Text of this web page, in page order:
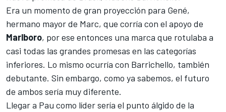
Era un momento de gran proyección para Gené,
hermano mayor de Marc, que corría con el apoyo de
Marlboro, por ese entonces una marca que rotulaba a
casi todas las grandes promesas en las categorías
inferiores. Lo mismo ocurría con Barrichello, también
debutante. Sin embargo, como ya sabemos, el futuro
de ambos sería muy diferente.
Llegar a Pau como líder sería el punto álgido de la